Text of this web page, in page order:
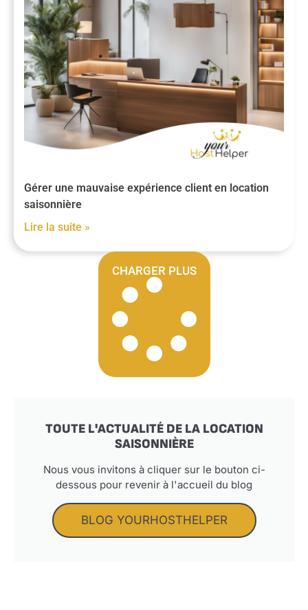
Gérer une mauvaise expérience client en location
saisonnière
Lire la suite »
CHARGER PLUS
TOUTE L'ACTUALITÉ DE LA LOCATION
SAISONNIÈRE
Nous vous invitons à cliquer sur le bouton ci-
dessous pour revenir à l'accueil du blog
BLOG YOURHOSTHELPER